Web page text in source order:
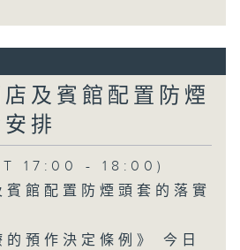
及賓館配置防煙
排
17:00 - 18:00)
賓館配置防煙頭套的落實
的預作決定條例》 今日